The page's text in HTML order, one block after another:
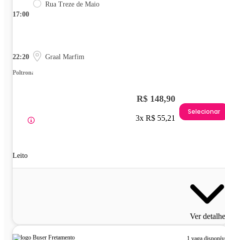
17:00
Rua Treze de Maio
22:20 Graal Marfim
Poltrona
Leito
R$ 148,90
3x R$ 55,21
Selecionar
Ver
1 vaga